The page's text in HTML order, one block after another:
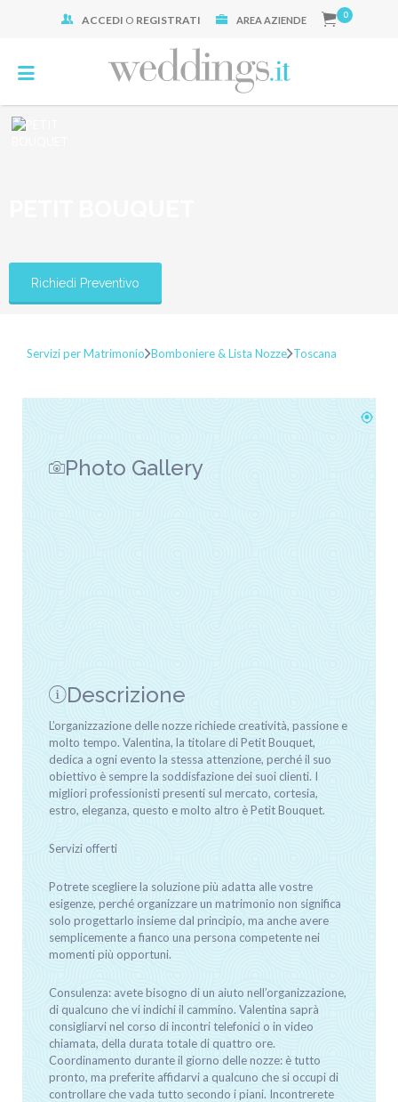
ACCEDI O REGISTRATI AREA AZIENDE 0
Richiedi Preventivo
Servizi per Matrimonio Bomboniere & Lista Nozze Toscana
Photo Gallery
Descrizione
L’organizzazione delle nozze richiede creatività, passione e
molto tempo. Valentina, la titolare di Petit Bouquet,
dedica a ogni evento la stessa attenzione, perché il suo
obiettivo è sempre la soddisfazione dei suoi clienti. I
migliori professionisti presenti sul mercato, cortesia,
estro, eleganza, questo e molto altro è Petit Bouquet.
Servizi offerti
Potrete scegliere la soluzione più adatta alle vostre
esigenze, perché organizzare un matrimonio non significa
solo progettarlo insieme dal principio, ma anche avere
semplicemente a fianco una persona competente nei
momenti più opportuni.
Consulenza: avete bisogno di un aiuto nell’organizzazione,
di qualcuno che vi indichi il cammino. Valentina saprà
consigliarvi nel corso di incontri telefonici o in video
chiamata, della durata totale di quattro ore.
Coordinamento durante il giorno delle nozze: è tutto
pronto, ma preferite affidarvi a qualcuno che si occupi di
controllare che vada tutto secondo i piani. Incontrerete